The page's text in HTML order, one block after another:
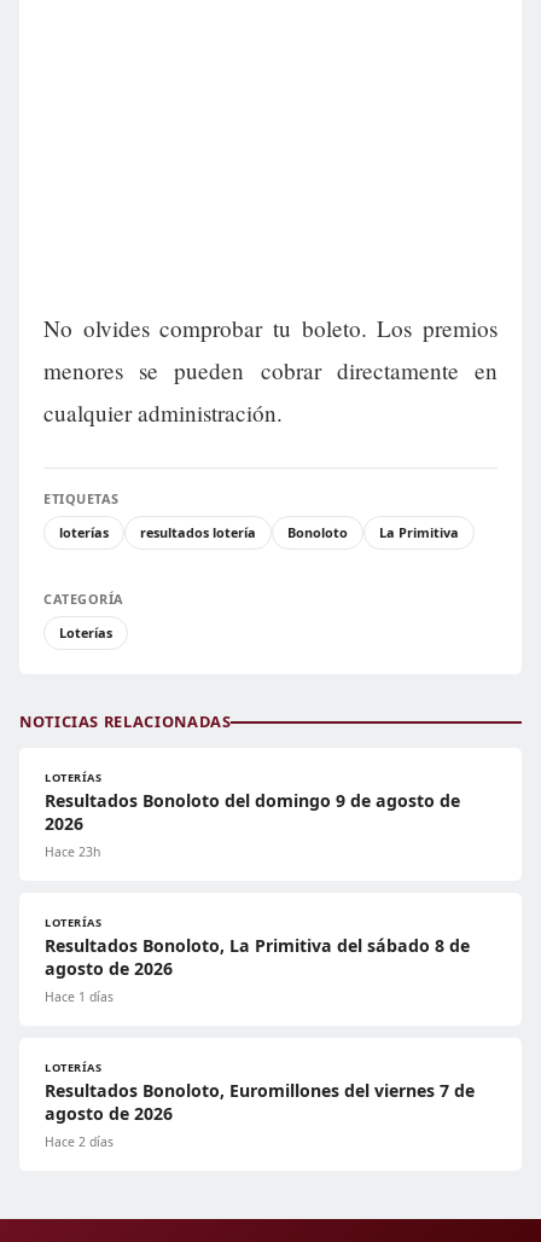
No olvides comprobar tu boleto. Los premios
menores se pueden cobrar directamente en
cualquier administración.
ETIQUETAS
loterías
resultados lotería Bonoloto La Primitiva
CATEGORÍA
Loterías
NOTICIAS RELACIONADAS
LOTERÍAS
Resultados Bonoloto del domingo 9 de agosto de
2026
Hace 23h
LOTERÍAS
Resultados Bonoloto, La Primitiva del sábado 8 de
agosto de 2026
Hace 1 días
LOTERÍAS
Resultados Bonoloto, Euromillones del viernes 7 de
agosto de 2026
Hace 2 días